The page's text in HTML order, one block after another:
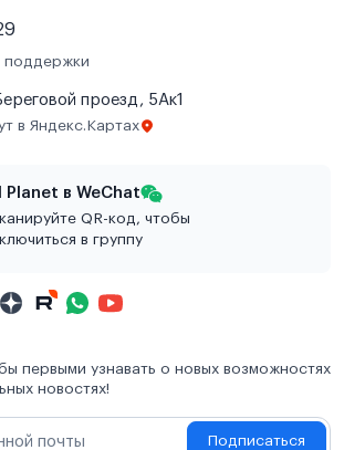
поддержки
проезд, 5Ак1
в Яндекс.Картах
Planet в WeChat
QR-код, чтобы
в группу
первыми узнавать о новых возможностях
новостях!
Подписаться